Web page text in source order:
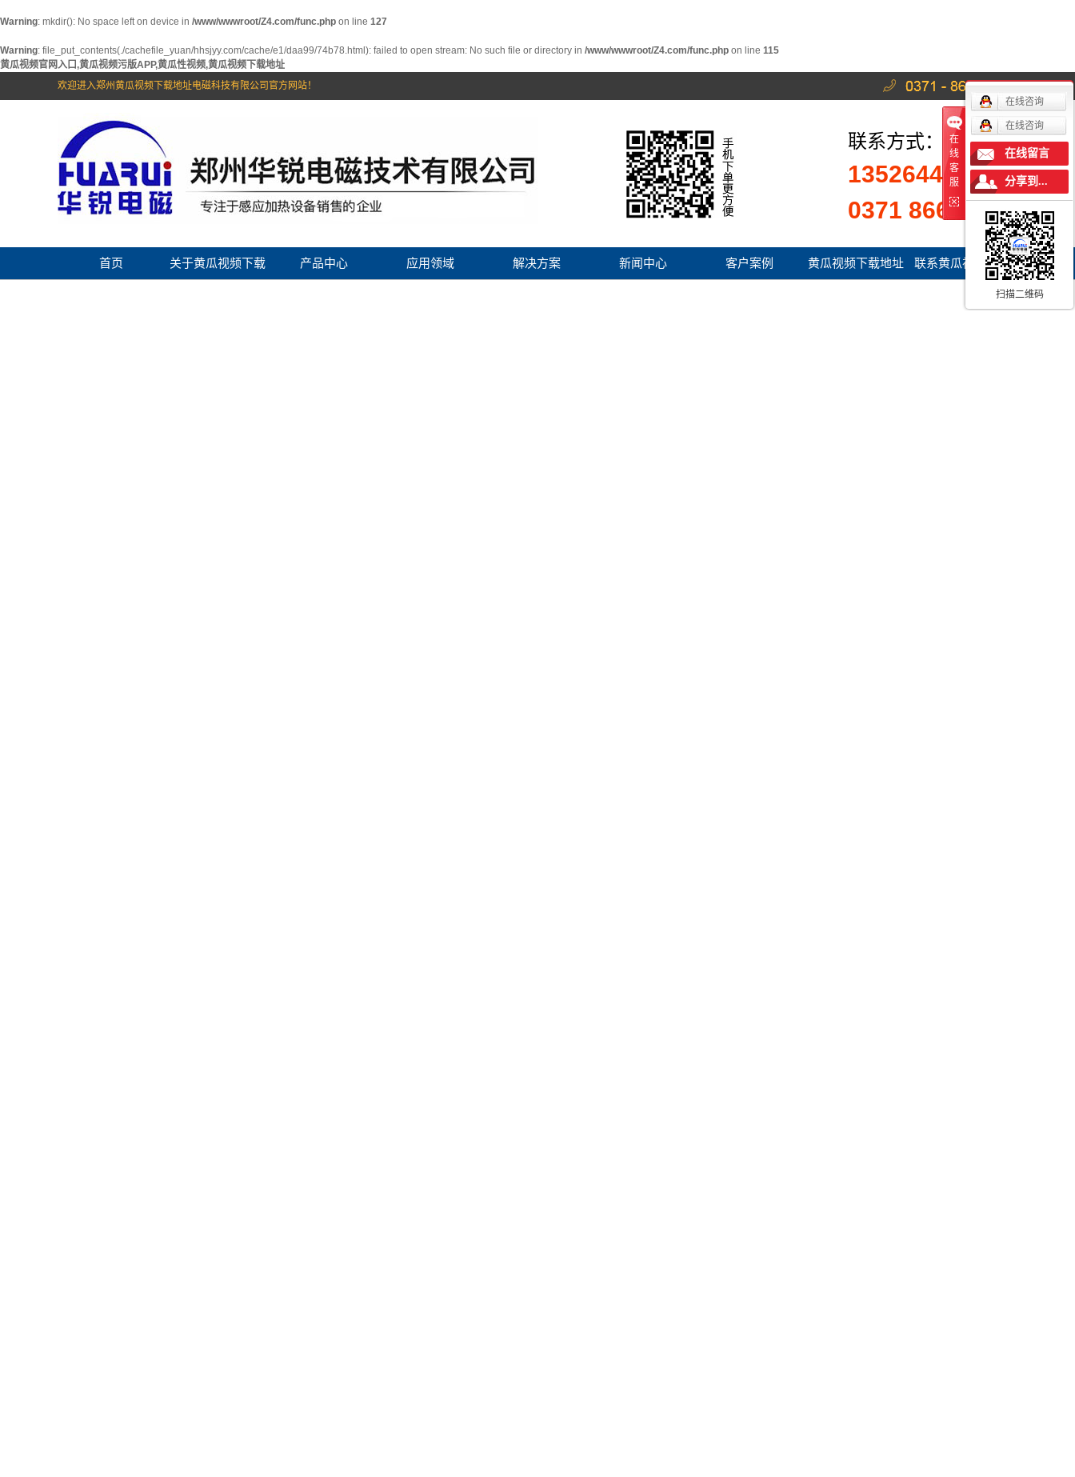
Warning: mkdir(): No space left on device in /www/wwwroot/Z4.com/func.php on line 127
Warning: file_put_contents(./cachefile_yuan/hhsjyy.com/cache/e1/daa99/74b78.html): failed to open stream: No such file or directory in /www/wwwroot/Z4.com/func.php on line 115
黄瓜视频官网入口,黄瓜视频污版APP,黄瓜性视频,黄瓜视频下载地址
欢迎进入郑州黄瓜视频下载地址电磁科技有限公司官方网站！
联系方式：
13526441222
0371 86623203
首页 关于黄瓜视频下载 产品中心 应用领域 解决方案 新闻中心 客户案例 黄瓜视频下载地址 联系黄瓜视频官网
在
线
客
服
在线咨询
在线咨询
在线留言
分享到...
扫描二维码